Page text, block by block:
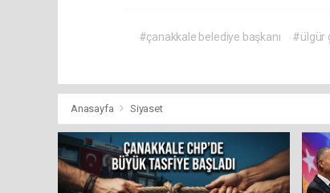
#çanakkale belediye başkanı #ülgür
Anasayfa Siyaset